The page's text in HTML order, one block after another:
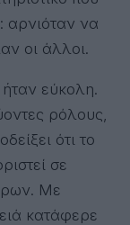
αρνιόταν να
οι άλλοι.
εύκολη.
ρόλους,
ότι το
σε
Με
κατάφερε